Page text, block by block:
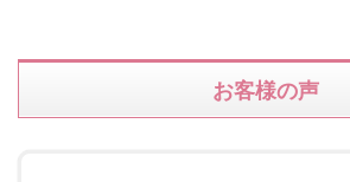
お客様の声